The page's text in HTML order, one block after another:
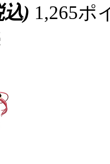
込) 1,265ポ